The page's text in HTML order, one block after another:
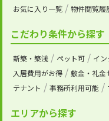
お気に入り一覧
物件閲覧履
こだわり条件から探す
新築・築浅 ペット可 イ
入居費用がお得
敷金・礼金
テナント
事務所利用可能
エリアから探す